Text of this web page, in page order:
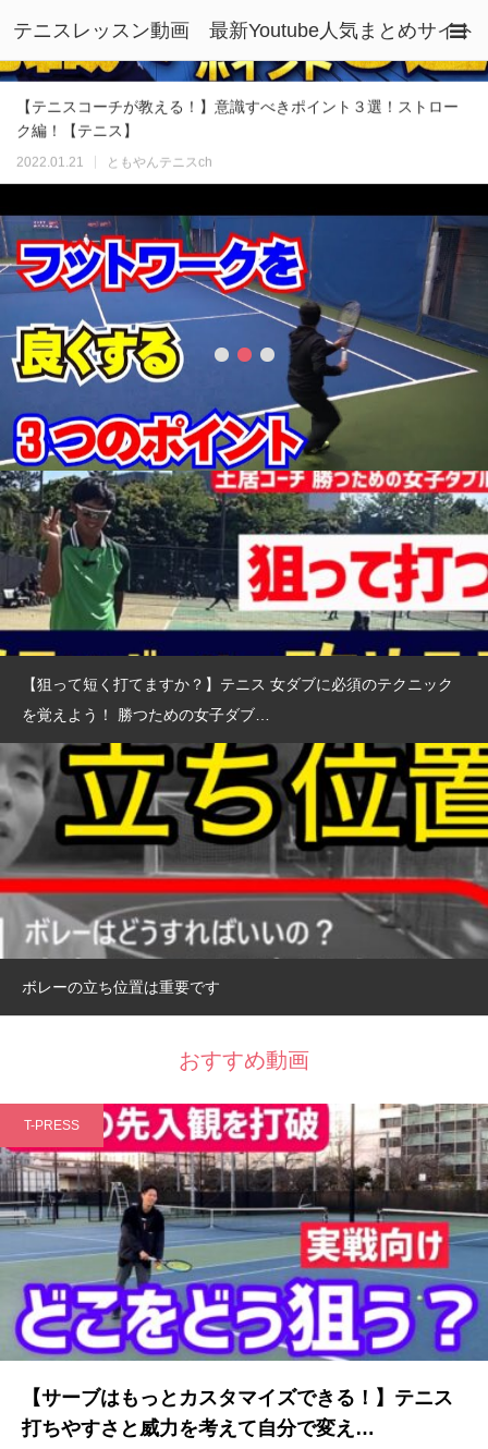
テニスレッスン動画 最新Youtube人気まとめサイト
「フットワークを良くする3つのポイント」Tennis Rise テニス・
レッスン動画
2018.01.24 Tennisrise
【サーブはもっとカスタマイズできる！】テニス 打ちやすさと威
力を考えて自分で変えてみると…？
2022.02.5 T-PRESS
【テニスコーチが教える！】意識すべきポイント３選！ストロー
ク編！【テニス】
2022.01.21 ともやんテニスch
【狙って短く打てますか？】テニス 女ダブに必須のテクニック
を覚えよう！ 勝つための女子ダブ…
ボレーの立ち位置は重要です
おすすめ動画
T-PRESS
【サーブはもっとカスタマイズできる！】テニス
打ちやすさと威力を考えて自分で変え…